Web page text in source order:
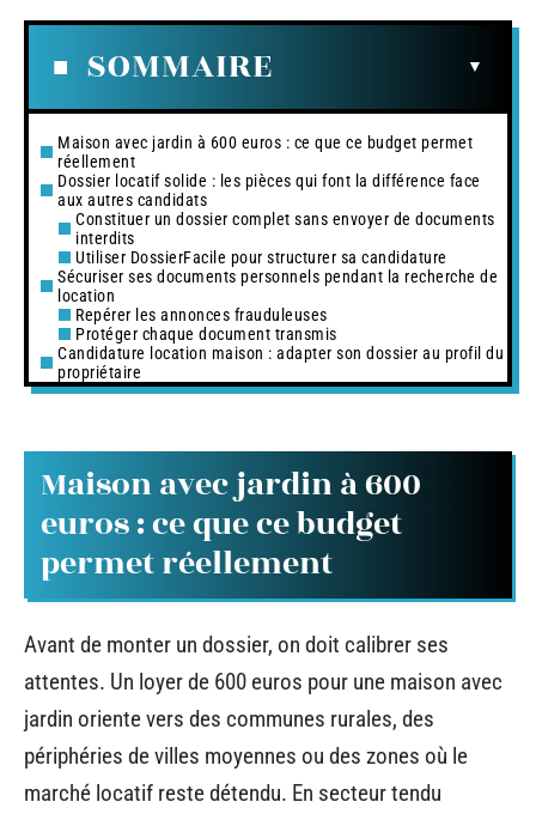
SOMMAIRE
Maison avec jardin à 600 euros : ce que ce budget permet
réellement
Dossier locatif solide : les pièces qui font la différence face
aux autres candidats
Constituer un dossier complet sans envoyer de documents
interdits
Utiliser DossierFacile pour structurer sa candidature
Sécuriser ses documents personnels pendant la recherche de
location
Repérer les annonces frauduleuses
Protéger chaque document transmis
Candidature location maison : adapter son dossier au profil du
propriétaire
Maison avec jardin à 600
euros : ce que ce budget
permet réellement
Avant de monter un dossier, on doit calibrer ses
attentes. Un loyer de 600 euros pour une maison avec
jardin oriente vers des communes rurales, des
périphéries de villes moyennes ou des zones où le
marché locatif reste détendu. En secteur tendu